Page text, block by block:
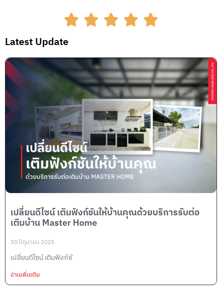
Latest Update
เปลี่ยนดีไซน์ เติมฟังก์ชันให้บ้านคุณด้วยบริการรับต่อ
เติมบ้าน Master Home
30 มิถุนายน 2025
เปลี่ยนดีไซน์ เติมฟังก์ชั
อ่านเพิ่มเติม